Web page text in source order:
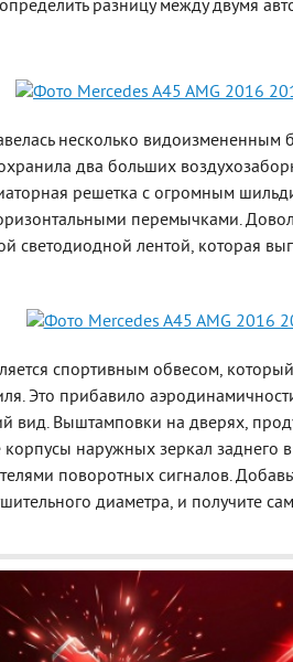
разницу между двумя
несколько
два больших
решетка с огромным
перемычками.
светодиодной лентой, которая
спортивным обвесом,
Это прибавило
вид. Выштамповки на дверях,
наружных зеркал заднего
поворотных сигналов.
диаметра, и получите